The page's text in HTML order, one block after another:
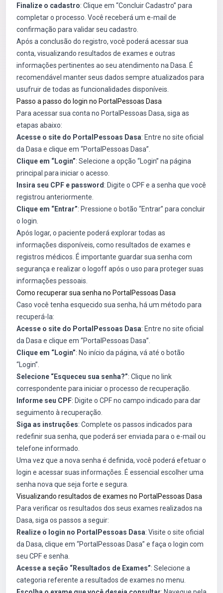
Finalize o cadastro: Clique em “Concluir Cadastro” para
completar o processo. Você receberá um e-mail de
confirmação para validar seu cadastro.
Após a conclusão do registro, você poderá acessar sua
conta, visualizando resultados de exames e outras
informações pertinentes ao seu atendimento na Dasa. É
recomendável manter seus dados sempre atualizados para
usufruir de todas as funcionalidades disponíveis.
Passo a passo do login no PortalPessoas Dasa
Para acessar sua conta no PortalPessoas Dasa, siga as
etapas abaixo:
Acesse o site do PortalPessoas Dasa: Entre no site oficial
da Dasa e clique em “PortalPessoas Dasa”.
Clique em “Login”: Selecione a opção “Login” na página
principal para iniciar o acesso.
Insira seu CPF e password : Digite o CPF e a senha que você
registrou anteriormente.
Clique em “Entrar”: Pressione o botão “Entrar” para concluir
o login.
Após logar, o paciente poderá explorar todas as
informações disponíveis, como resultados de exames e
registros médicos. É importante guardar sua senha com
segurança e realizar o logoff após o uso para proteger suas
informações pessoais.
Como recuperar sua senha no PortalPessoas Dasa
Caso você tenha esquecido sua senha, há um método para
recuperá-la:
Acesse o site do PortalPessoas Dasa: Entre no site oficial
da Dasa e clique em “PortalPessoas Dasa”.
Clique em “Login”: No início da página, vá até o botão
“Login”.
Selecione “Esqueceu sua senha?”: Clique no link
correspondente para iniciar o processo de recuperação.
Informe seu CPF: Digite o CPF no campo indicado para dar
seguimento à recuperação.
Siga as instruções: Complete os passos indicados para
redefinir sua senha, que poderá ser enviada para o e-mail ou
telefone informado.
Uma vez que a nova senha é definida, você poderá efetuar o
login e acessar suas informações. É essencial escolher uma
senha nova que seja forte e segura.
Visualizando resultados de exames no PortalPessoas Dasa
Para verificar os resultados dos seus exames realizados na
Dasa, siga os passos a seguir:
Realize o login no PortalPessoas Dasa: Visite o site oficial
da Dasa, clique em “PortalPessoas Dasa” e faça o login com
seu CPF e senha.
Acesse a seção “Resultados de Exames”: Selecione a
categoria referente a resultados de exames no menu.